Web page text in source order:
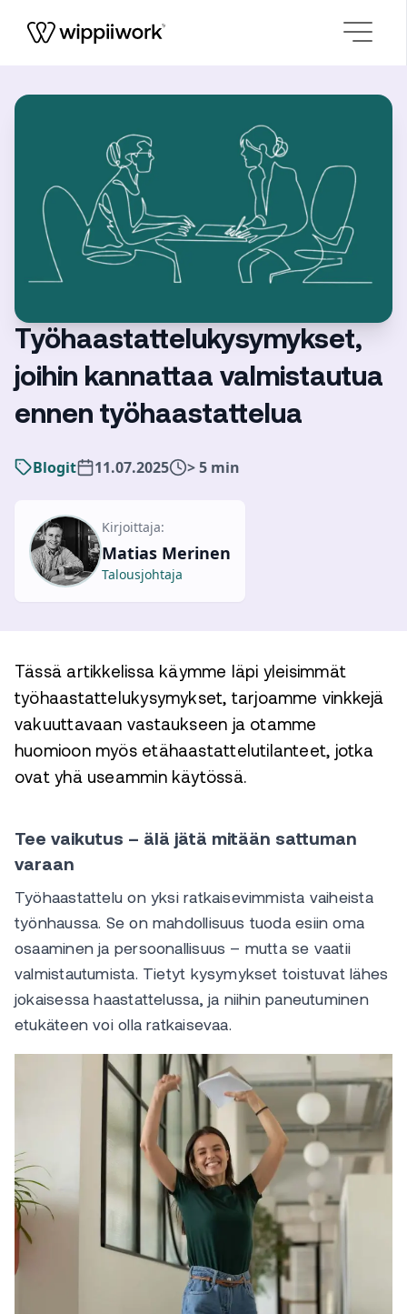
Työhaastattelukysymykset,
joihin kannattaa valmistautua
ennen työhaastattelua
Blogit 11.07.2025 > 5 min
Kirjoittaja:
Matias Merinen
Talousjohtaja
Tässä artikkelissa käymme läpi yleisimmät
työhaastattelukysymykset, tarjoamme vinkkejä
vakuuttavaan vastaukseen ja otamme
huomioon myös etähaastattelutilanteet, jotka
ovat yhä useammin käytössä.
Tee vaikutus – älä jätä mitään sattuman
varaan
Työhaastattelu on yksi ratkaisevimmista vaiheista
työnhaussa. Se on mahdollisuus tuoda esiin oma
osaaminen ja persoonallisuus – mutta se vaatii
valmistautumista. Tietyt kysymykset toistuvat lähes
jokaisessa haastattelussa, ja niihin paneutuminen
etukäteen voi olla ratkaisevaa.